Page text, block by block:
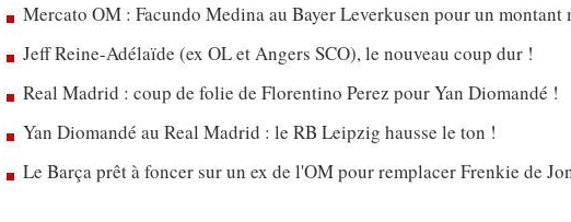
Mercato OM : Facundo Medina au Bayer Leverkusen pour un montant
Jeff Reine-Adélaïde (ex OL et Angers SCO), le nouveau coup dur !
Real Madrid : coup de folie de Florentino Perez pour Yan Diomandé !
Yan Diomandé au Real Madrid : le RB Leipzig hausse le ton !
Le Barça prêt à foncer sur un ex de l'OM pour remplacer Frenkie de